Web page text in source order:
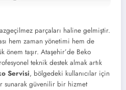
parçaları haline gelmiştir.
hem zaman yönetimi hem de
önem taşır. Ataşehir’de Beko
teknik destek almak artık
Servisi, bölgedeki kullanıcılar için
sunarak güvenilir bir hizmet